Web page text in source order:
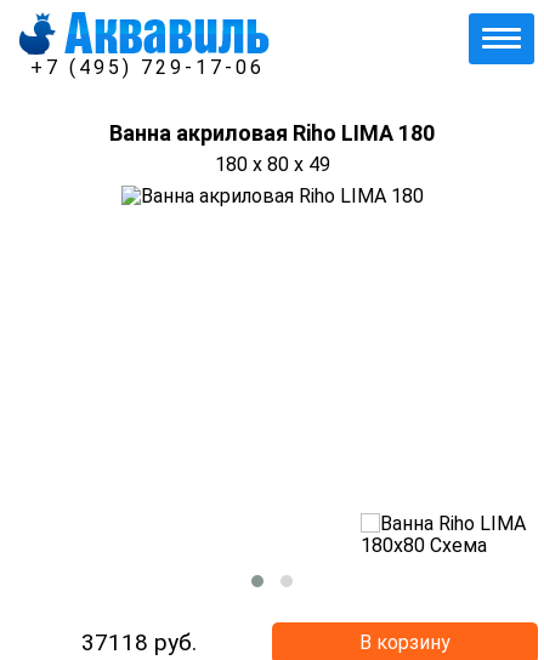
+7 (495) 729-17-06
Ванна акриловая Riho LIMA 180
180 x 80 x 49
37118 руб. В корзину